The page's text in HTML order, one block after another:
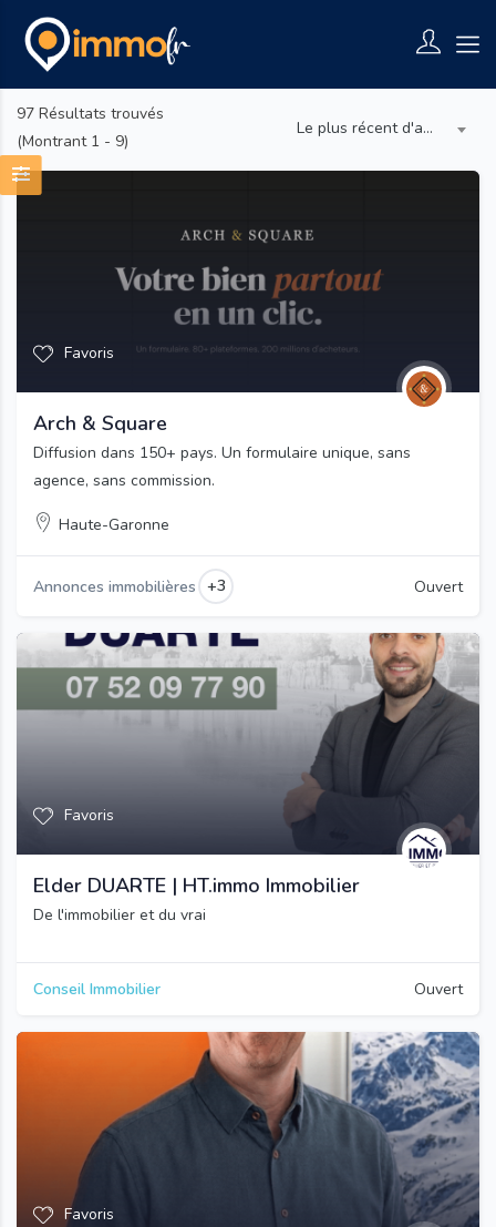
97 Résultats trouvés
(Montrant 1 - 9)
Le plus récent d'abord
Favoris
Arch & Square
Diffusion dans 150+ pays. Un formulaire unique, sans
agence, sans commission.
Haute-Garonne
Annonces immobilières +3 Ouvert
Favoris
Elder DUARTE | HT.immo Immobilier
De l'immobilier et du vrai
Conseil Immobilier Ouvert
Favoris